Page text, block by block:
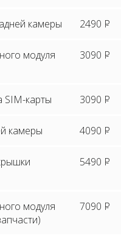
камеры 2490 P
модуля
3090 P
карты 3090 P
камеры 4090 P
5490 P
модуля
7090 P